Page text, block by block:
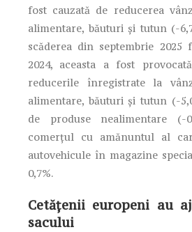
fost cauzată de reducerea
alimentare, băuturi şi tutun (-
scăderea din septembrie 2025
2024, aceasta a fost
reducerile înregistrate la
alimentare, băuturi şi tutun (-
de produse nealimentare (-
comerţul cu amănuntul al
autovehicule în magazine
0,7%.
Cetățenii europeni au
sacului